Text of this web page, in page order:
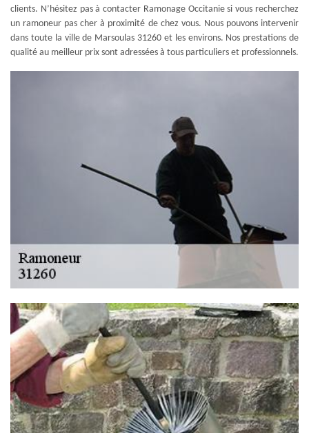
clients. N’hésitez pas à contacter Ramonage Occitanie si vous recherchez
un ramoneur pas cher à proximité de chez vous. Nous pouvons intervenir
dans toute la ville de Marsoulas 31260 et les environs. Nos prestations de
qualité au meilleur prix sont adressées à tous particuliers et professionnels.